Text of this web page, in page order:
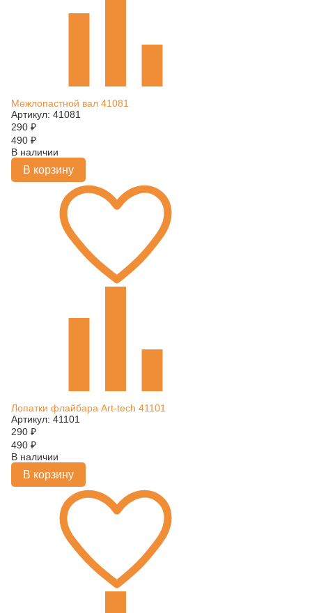
Межлопастной вал 41081
Артикул: 41081
290 ₽
490 ₽
В наличии
В корзину
Лопатки флайбара Art-tech 41101
Артикул: 41101
290 ₽
490 ₽
В наличии
В корзину